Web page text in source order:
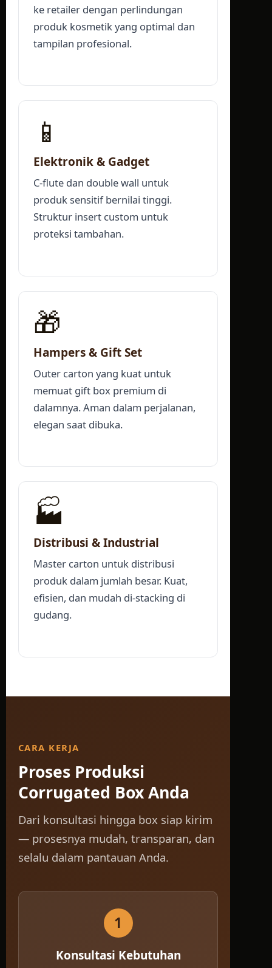
ke retailer dengan perlindungan
produk kosmetik yang optimal dan
tampilan profesional.
📱
Elektronik & Gadget
C-flute dan double wall untuk
produk sensitif bernilai tinggi.
Struktur insert custom untuk
proteksi tambahan.
🎁
Hampers & Gift Set
Outer carton yang kuat untuk
memuat gift box premium di
dalamnya. Aman dalam perjalanan,
elegan saat dibuka.
🏭
Distribusi & Industrial
Master carton untuk distribusi
produk dalam jumlah besar. Kuat,
efisien, dan mudah di-stacking di
gudang.
CARA KERJA
Proses Produksi
Corrugated Box Anda
Dari konsultasi hingga box siap kirim
— prosesnya mudah, transparan, dan
selalu dalam pantauan Anda.
1
Konsultasi Kebutuhan